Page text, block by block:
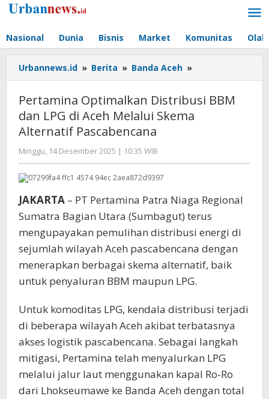
Lewati
Nasional Dunia Bisnis Market Komunitas
Urbannews.id » Berita » Banda Aceh »
Optimalkan
BBM
dan
Melalui
Pascabencana
Pertamina Optimalkan Distribusi BBM
dan LPG di Aceh Melalui Skema
Alternatif Pascabencana
Minggu, 14 Desember 2025 | 10:35 WIB
Editor
JAKARTA – PT Pertamina Patra Niaga Regional
Sumatra Bagian Utara (Sumbagut) terus
mengupayakan pemulihan distribusi energi di
sejumlah wilayah Aceh pascabencana dengan
menerapkan berbagai skema alternatif, baik
untuk penyaluran BBM maupun LPG.
Untuk komoditas LPG, kendala distribusi terjadi
di beberapa wilayah Aceh akibat terbatasnya
akses logistik pascabencana. Sebagai langkah
mitigasi, Pertamina telah menyalurkan LPG
melalui jalur laut menggunakan kapal Ro-Ro
dari Lhokseumawe ke Banda Aceh dengan total